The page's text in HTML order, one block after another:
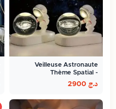
Veilleuse Astronaute
Thème Spatial -
ambiance…
د.ج